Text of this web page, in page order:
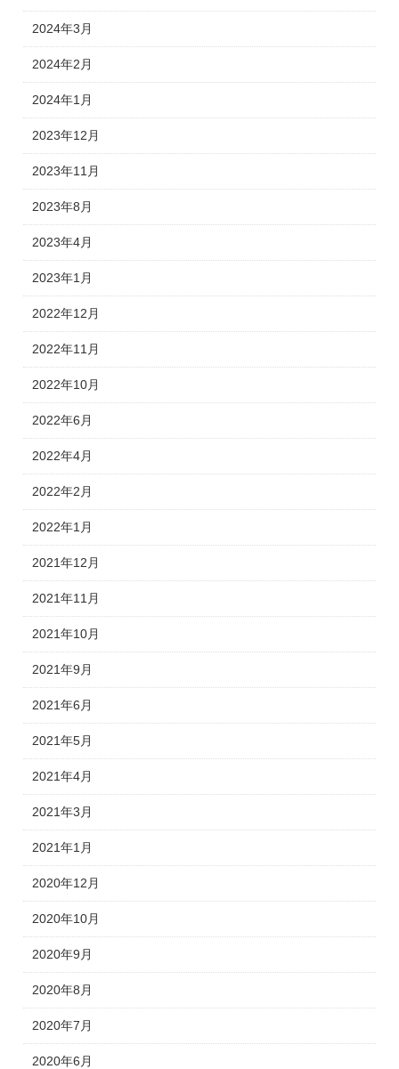
2024年3月
2024年2月
2024年1月
2023年12月
2023年11月
2023年8月
2023年4月
2023年1月
2022年12月
2022年11月
2022年10月
2022年6月
2022年4月
2022年2月
2022年1月
2021年12月
2021年11月
2021年10月
2021年9月
2021年6月
2021年5月
2021年4月
2021年3月
2021年1月
2020年12月
2020年10月
2020年9月
2020年8月
2020年7月
2020年6月